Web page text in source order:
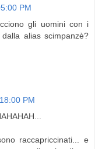
PM
gli uomini con i
alias scimpanzè?
PM
raccapriccinati... e